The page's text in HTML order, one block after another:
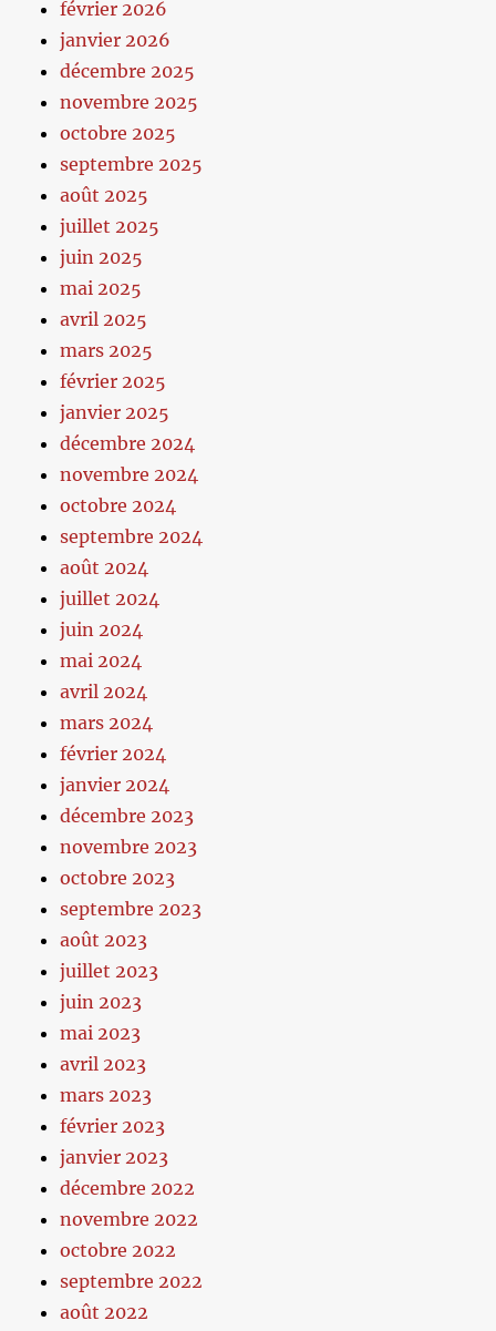
février 2026
janvier 2026
décembre 2025
novembre 2025
octobre 2025
septembre 2025
août 2025
juillet 2025
juin 2025
mai 2025
avril 2025
mars 2025
février 2025
janvier 2025
décembre 2024
novembre 2024
octobre 2024
septembre 2024
août 2024
juillet 2024
juin 2024
mai 2024
avril 2024
mars 2024
février 2024
janvier 2024
décembre 2023
novembre 2023
octobre 2023
septembre 2023
août 2023
juillet 2023
juin 2023
mai 2023
avril 2023
mars 2023
février 2023
janvier 2023
décembre 2022
novembre 2022
octobre 2022
septembre 2022
août 2022